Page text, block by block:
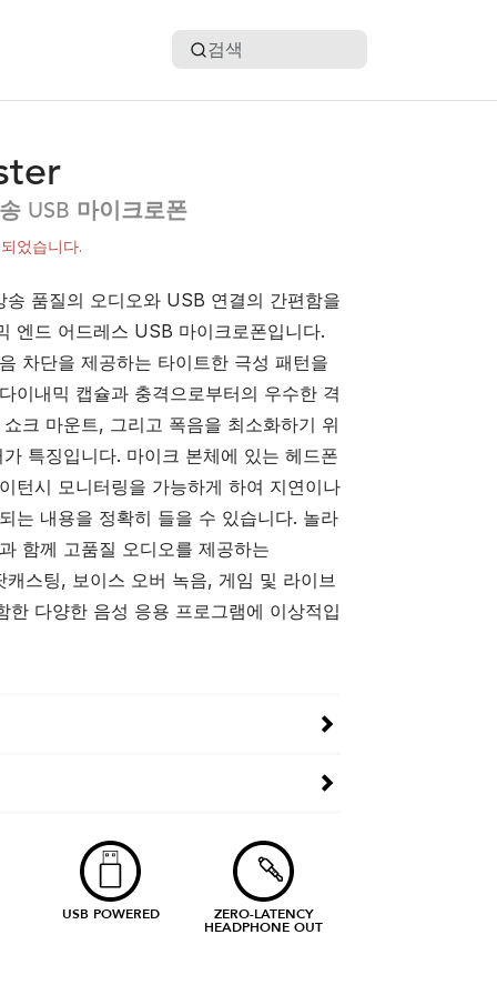
검색
USB 마이크로폰
었습니다.
품질의 오디오와 USB 연결의 간편함을
엔드 어드레스 USB 마이크로폰입니다.
차단을 제공하는 타이트한 극성 패턴을
이내믹 캡슐과 충격으로부터의 우수한 격
크 마운트, 그리고 폭음을 최소화하기 위
특징입니다. 마이크 본체에 있는 헤드폰
턴시 모니터링을 가능하게 하여 지연이나
는 내용을 정확히 들을 수 있습니다. 놀라
함께 고품질 오디오를 제공하는
스팅, 보이스 오버 녹음, 게임 및 라이브
한 다양한 음성 응용 프로그램에 이상적입
USB POWERED ZERO-LATENCY
HEADPHONE OUT